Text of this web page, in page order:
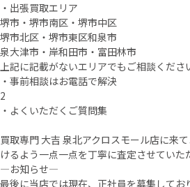
・出張買取エリア
堺市・堺市南区・堺市中区
堺市北区・堺市東区和泉市
泉大津市・岸和田市・富田林市
上記に記載がないエリアでもご相談くださ
・事前相談はお電話で解決
2
・よくいただくご質問集
買取専門 大吉 泉北アクロスモール店に来
けるよう一点一点を丁寧に査定させていた
—お知らせ—
最後に当店では現在、正社員を募集して